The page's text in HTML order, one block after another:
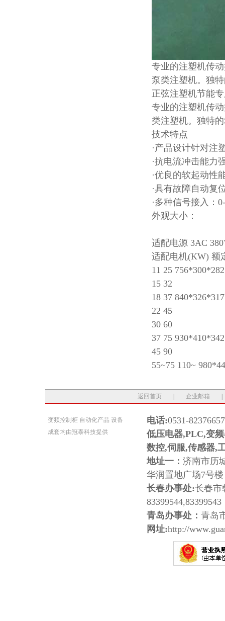
专业的注塑机传
泵类注塑机。独
正弦注塑机节能
专业的注塑机传
类注塑机。独特
技术特点
·产品设计针对注
·抗电流冲击能力
·优良的软起动性
·具有故障自动复
·多种信号接入：
外观大小：
适配电源 3AC
适配电机(KW) 额
11 25 756*300*282
15 32
18 37 840*326*317
22 45
30 60
37 75 930*410*342
45 90
55~75 110~
返回首页 企业邮箱
变频控制柜 自动化产品 设备
成套均由冠泰科技提供
电话:0531-
低压电器,PLC,变
数控,伺服,传感器,
地址一： 济南市历
华润置地广场7号
长春办事处:长春市
83399544,83399543
青岛办事处： 青岛
网址:http://